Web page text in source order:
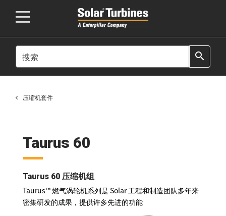
SEARCH search
压缩机套件
Taurus 60
Taurus 60 压缩机组
Taurus™ 燃气涡轮机系列是 Solar 工程和制造团队多年来
密集研发的成果，提供许多先进的功能